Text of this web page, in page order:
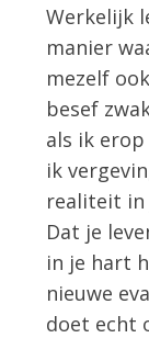
Werkelijk
manier
mezelf
besef
als ik
ik
realiteit in
Dat je
in je hart
nieuwe
doet echt